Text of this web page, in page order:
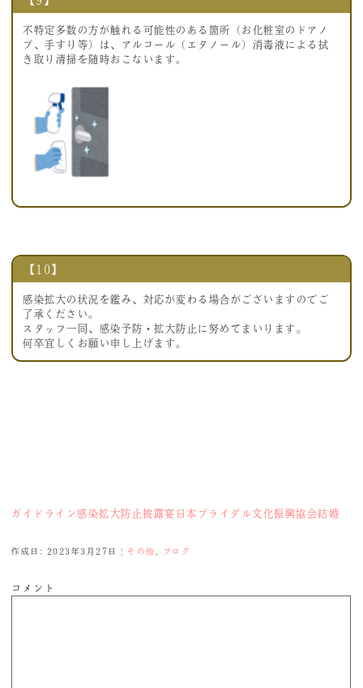
不特定多数の方が触れる可能性のある箇所（お化粧室のドアノ
ブ、手すり等）は、アルコール（エタノール）消毒液による拭
き取り清掃を随時おこないます。
【10】
感染拡大の状況を鑑み、対応が変わる場合がございますのでご
了承ください。
スタッフ一同、感染予防・拡大防止に努めてまいります。
何卒宜しくお願い申し上げます。
ガイドライン感染拡大防止披露宴 日本ブライダル文化振興協会結婚
作成日: 2023年3月27日 | その他 ブログ
コメント